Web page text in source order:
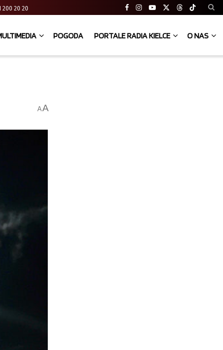
200 20 20
POGODA PORTALE RADIA KIELCE O NAS
AA